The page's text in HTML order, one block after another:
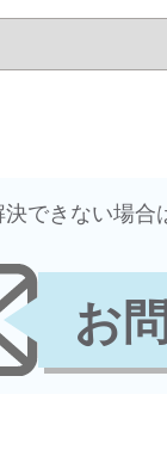
できない場合
お